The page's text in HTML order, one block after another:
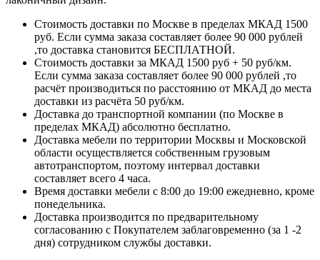
Стоимость доставки по Москве в пределах МКАД 1500
руб. Если сумма заказа составляет более 90 000 рублей
,то доставка становится БЕСПЛАТНОЙ.
Стоимость доставки за МКАД 1500 руб + 50 руб/км.
Если сумма заказа составляет более 90 000 рублей ,то
расчёт производиться по расстоянию от МКАД до места
доставки из расчёта 50 руб/км.
Доставка до транспортной компании (по Москве в
пределах МКАД) абсолютно бесплатно.
Доставка мебели по территории Москвы и Московской
области осуществляется собственным грузовым
автотранспортом, поэтому интервал доставки
составляет всего 4 часа.
Время доставки мебели с 8:00 до 19:00 ежедневно, кроме
понедельника.
Доставка производится по предварительному
согласованию с Покупателем заблаговременно (за 1 -2
дня) сотрудником службы доставки.